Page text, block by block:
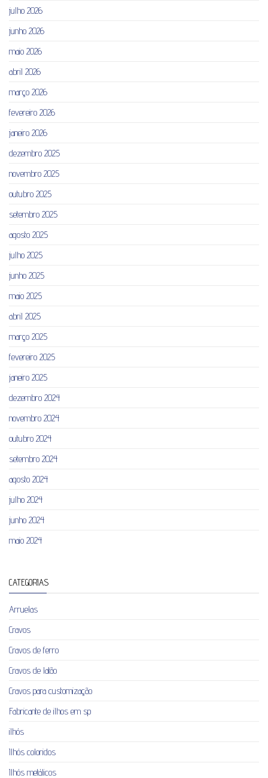
julho 2026
junho 2026
maio 2026
abril 2026
março 2026
fevereiro 2026
janeiro 2026
dezembro 2025
novembro 2025
outubro 2025
setembro 2025
agosto 2025
julho 2025
junho 2025
maio 2025
abril 2025
março 2025
fevereiro 2025
janeiro 2025
dezembro 2024
novembro 2024
outubro 2024
setembro 2024
agosto 2024
julho 2024
junho 2024
maio 2024
CATEGORIAS
Arruelas
Cravos
Cravos de ferro
Cravos de latão
Cravos para customização
Fabricante de ilhos em sp
ilhós
Ilhós coloridos
Ilhós metálicos